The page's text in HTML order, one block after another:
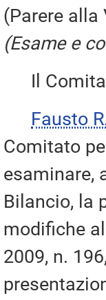
(Parere alla
(Esame e
Il
Fausto
Comitato
esaminare,
Bilancio, la
modifiche
2009, n.